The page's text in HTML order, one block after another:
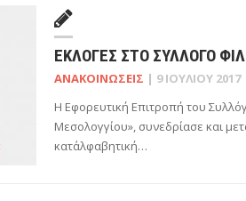
ΕΚΛΟΓΕΣ ΣΤΟ ΣΥΛΛΟΓΟ
ΑΝΑΚΟΙΝΏΣΕΙΣ | 9 ΙΟΥΛΊΟΥ 2017
Η Εφορευτική Επιτροπή του
Μεσολογγίου», συνεδρίασε και
κατ΄αλφαβητική…